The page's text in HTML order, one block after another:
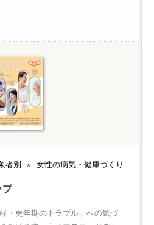
者別 » 女性の病気・健康づくり
プ
・更年期のトラブル」への気づ